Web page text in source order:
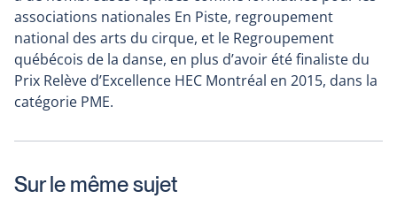
associations nationales En Piste, regroupement
national des arts du cirque, et le Regroupement
québécois de la danse, en plus d’avoir été finaliste du
Prix Relève d’Excellence HEC Montréal en 2015, dans la
catégorie PME.
Sur le même sujet